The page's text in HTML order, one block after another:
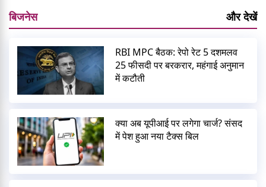
बिजनेस और देखें
RBI MPC बैठक: रेपो रेट 5 दशमलव
25 फीसदी पर बरकरार, महंगाई अनुमान
में कटौती
क्या अब यूपीआई पर लगेगा चार्ज? संसद
में पेश हुआ नया टैक्स बिल